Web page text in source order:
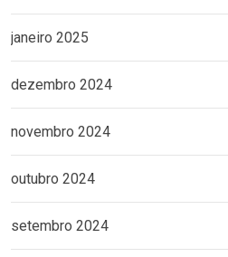
janeiro 2025
dezembro 2024
novembro 2024
outubro 2024
setembro 2024